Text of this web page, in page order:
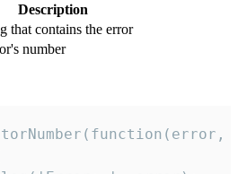
Description
that contains the error
number